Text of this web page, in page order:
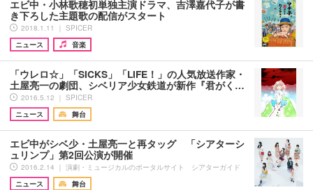
エビ中・小林歌穂初単独主演ドラマ、吉澤嘉代子が書
き下ろした主題歌の配信がスタート
2018.1.11 ｜ SPICER
ニュース
音楽
「ウレロ☆」「SICKS」「LIFE！」の人気放送作家・
土屋亮一の劇団、シベリア少女鉄道が新作『君がく…
2016.5.12 ｜ SPICER
ニュース
舞台
エビ中がシベ少・土屋亮一と再タッグ 「シアターシ
ュリンプ」第2回公演が開催
2016.2.14 ｜ 演劇・ミュージカルのポータルサイト シアターガイド
ニュース
舞台